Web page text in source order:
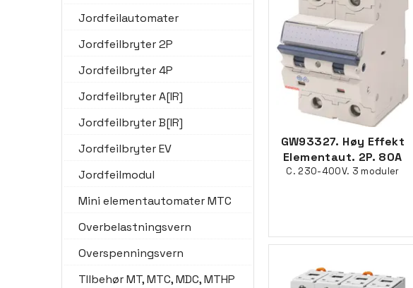
Jordfeilautomater
Jordfeilbryter 2P
Jordfeilbryter 4P
Jordfeilbryter A[IR]
Jordfeilbryter B[IR]
Jordfeilbryter EV
Jordfeilmodul
Mini elementautomater MTC
Overbelastningsvern
Overspenningsvern
TIlbehør MT, MTC, MDC, MTHP
GW93327. Høy Effekt
Elementaut. 2P. 80A
C. 230-400V. 3 moduler